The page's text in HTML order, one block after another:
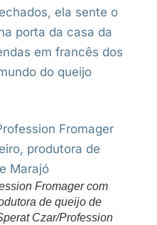
ela sente o
porta da casa da
em francês dos
do queijo
Fromager com
de queijo de
Czar/Profession